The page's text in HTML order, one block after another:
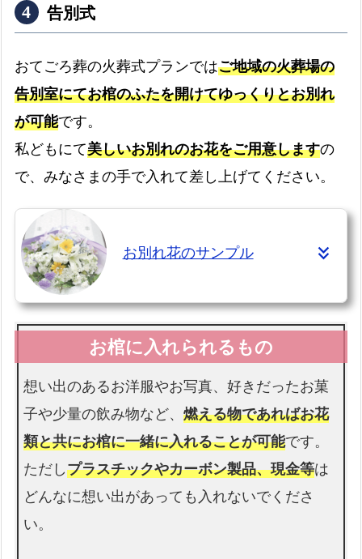
ドライアイス
最大3日分まで無料です
お棺
故人様を収めるお棺です
仏衣
書類手続き代行
告別式
おてごろ葬の火葬式プランではご地域の火葬場の
告別室にてお棺のふたを開けてゆっくりとお別れ
が可能です。
私どもにて美しいお別れのお花をご用意しますの
で、みなさまの手で入れて差し上げてください。
お別れ花のサンプル
想い出のあるお洋服やお写真、好きだったお菓
子や少量の飲み物など、燃える物であればお花
類と共にお棺に一緒に入れることが可能です。
ただしプラスチックやカーボン製品、現金等は
どんなに想い出があっても入れないでくださ
い。